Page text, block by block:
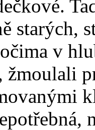
starých,
v
žmoulali